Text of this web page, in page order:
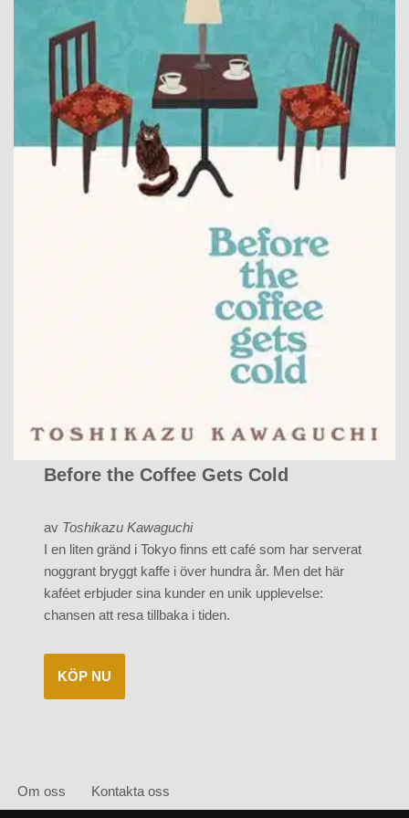
Before the Coffee Gets Cold
av Toshikazu Kawaguchi
I en liten gränd i Tokyo finns ett café som har serverat
noggrant bryggt kaffe i över hundra år. Men det här
kaféet erbjuder sina kunder en unik upplevelse:
chansen att resa tillbaka i tiden.
KÖP NU
Om oss Kontakta oss